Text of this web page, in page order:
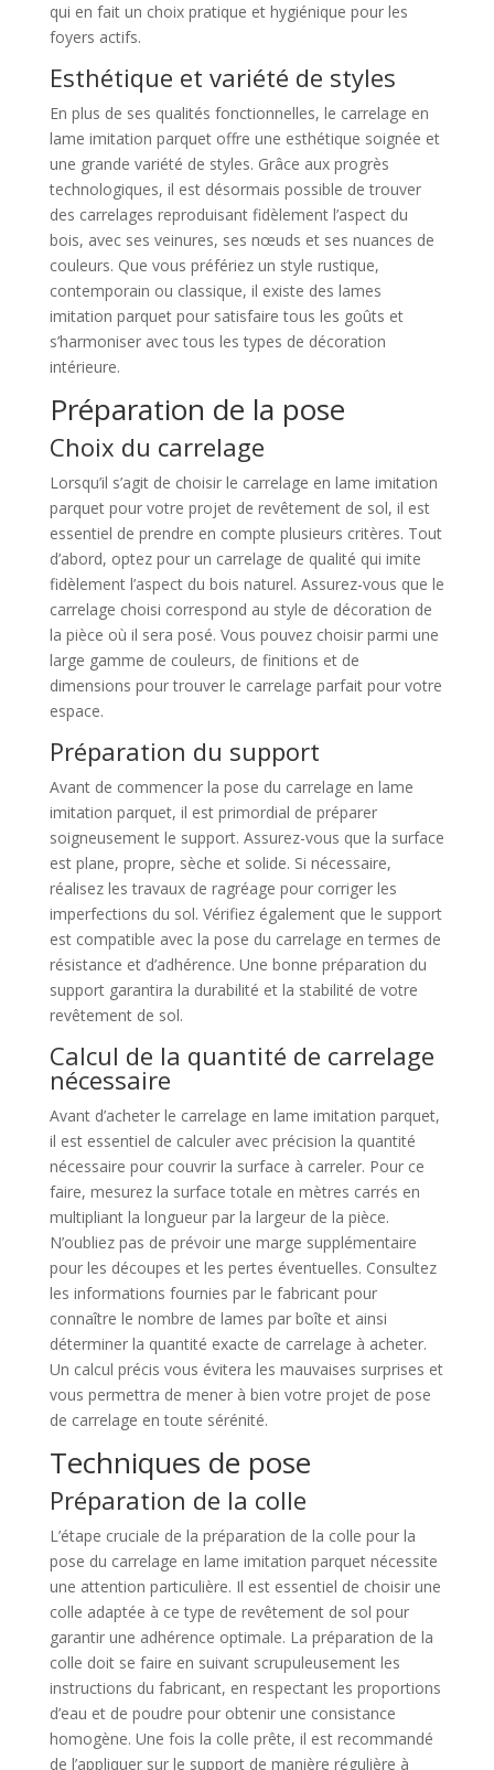
qui en fait un choix pratique et hygiénique pour les
foyers actifs.
Esthétique et variété de styles
En plus de ses qualités fonctionnelles, le carrelage en
lame imitation parquet offre une esthétique soignée et
une grande variété de styles. Grâce aux progrès
technologiques, il est désormais possible de trouver
des carrelages reproduisant fidèlement l’aspect du
bois, avec ses veinures, ses nœuds et ses nuances de
couleurs. Que vous préfériez un style rustique,
contemporain ou classique, il existe des lames
imitation parquet pour satisfaire tous les goûts et
s’harmoniser avec tous les types de décoration
intérieure.
Préparation de la pose
Choix du carrelage
Lorsqu’il s’agit de choisir le carrelage en lame imitation
parquet pour votre projet de revêtement de sol, il est
essentiel de prendre en compte plusieurs critères. Tout
d’abord, optez pour un carrelage de qualité qui imite
fidèlement l’aspect du bois naturel. Assurez-vous que le
carrelage choisi correspond au style de décoration de
la pièce où il sera posé. Vous pouvez choisir parmi une
large gamme de couleurs, de finitions et de
dimensions pour trouver le carrelage parfait pour votre
espace.
Préparation du support
Avant de commencer la pose du carrelage en lame
imitation parquet, il est primordial de préparer
soigneusement le support. Assurez-vous que la surface
est plane, propre, sèche et solide. Si nécessaire,
réalisez les travaux de ragréage pour corriger les
imperfections du sol. Vérifiez également que le support
est compatible avec la pose du carrelage en termes de
résistance et d’adhérence. Une bonne préparation du
support garantira la durabilité et la stabilité de votre
revêtement de sol.
Calcul de la quantité de carrelage
nécessaire
Avant d’acheter le carrelage en lame imitation parquet,
il est essentiel de calculer avec précision la quantité
nécessaire pour couvrir la surface à carreler. Pour ce
faire, mesurez la surface totale en mètres carrés en
multipliant la longueur par la largeur de la pièce.
N’oubliez pas de prévoir une marge supplémentaire
pour les découpes et les pertes éventuelles. Consultez
les informations fournies par le fabricant pour
connaître le nombre de lames par boîte et ainsi
déterminer la quantité exacte de carrelage à acheter.
Un calcul précis vous évitera les mauvaises surprises et
vous permettra de mener à bien votre projet de pose
de carrelage en toute sérénité.
Techniques de pose
Préparation de la colle
L’étape cruciale de la préparation de la colle pour la
pose du carrelage en lame imitation parquet nécessite
une attention particulière. Il est essentiel de choisir une
colle adaptée à ce type de revêtement de sol pour
garantir une adhérence optimale. La préparation de la
colle doit se faire en suivant scrupuleusement les
instructions du fabricant, en respectant les proportions
d’eau et de poudre pour obtenir une consistance
homogène. Une fois la colle prête, il est recommandé
de l’appliquer sur le support de manière régulière à